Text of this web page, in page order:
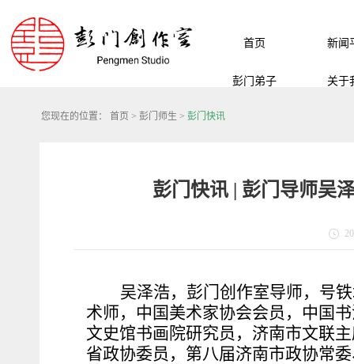
首页 新闻
彭门弟子 关于
您现在的位置： 首页 > 彭门师生 > 彭门快讯
彭门快讯 | 彭门导师吴
吴泽浩，彭门创作室导师，号
术师，中国美术家协会会员，中国
文史馆书画院研究员，济南市文联
省政协委员，第八届济南市政协常